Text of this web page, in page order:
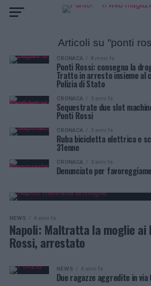
Articoli su "ponti
CRONACA 8 mesi fa
Ponti Rossi: consegna la
Tratto in arresto insieme al
Polizia di Stato
CRONACA 3 anni fa
Sequestrate due slot
Ponti Rossi
CRONACA 3 anni fa
Ruba bicicletta elettrica e
31enne
CRONACA 3 anni fa
Denunciato per
NEWS 4 anni fa
Napoli: Maltratta la moglie ai
Rossi, arrestato
NEWS 4 anni fa
Due ragazze aggredite in via